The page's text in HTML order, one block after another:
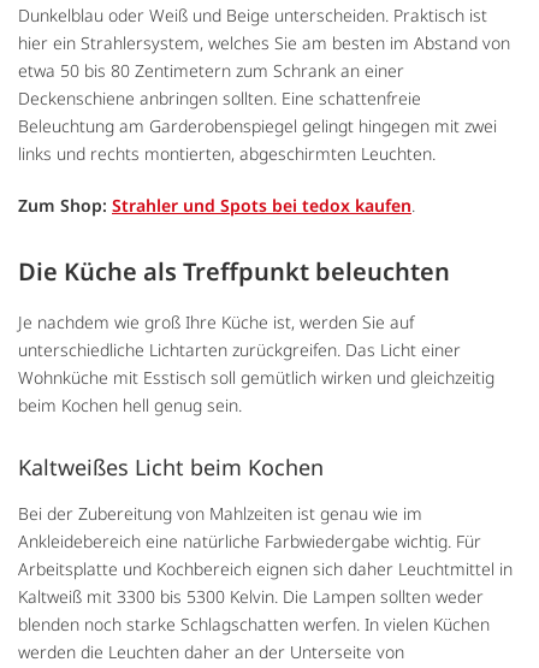
Dunkelblau oder Weiß und Beige unterscheiden. Praktisch ist
hier ein Strahlersystem, welches Sie am besten im Abstand von
etwa 50 bis 80 Zentimetern zum Schrank an einer
Deckenschiene anbringen sollten. Eine schattenfreie
Beleuchtung am Garderobenspiegel gelingt hingegen mit zwei
links und rechts montierten, abgeschirmten Leuchten.
Zum Shop: Strahler und Spots bei tedox kaufen.
Die Küche als Treffpunkt beleuchten
Je nachdem wie groß Ihre Küche ist, werden Sie auf
unterschiedliche Lichtarten zurückgreifen. Das Licht einer
Wohnküche mit Esstisch soll gemütlich wirken und gleichzeitig
beim Kochen hell genug sein.
Kaltweißes Licht beim Kochen
Bei der Zubereitung von Mahlzeiten ist genau wie im
Ankleidebereich eine natürliche Farbwiedergabe wichtig. Für
Arbeitsplatte und Kochbereich eignen sich daher Leuchtmittel in
Kaltweiß mit 3300 bis 5300 Kelvin. Die Lampen sollten weder
blenden noch starke Schlagschatten werfen. In vielen Küchen
werden die Leuchten daher an der Unterseite von